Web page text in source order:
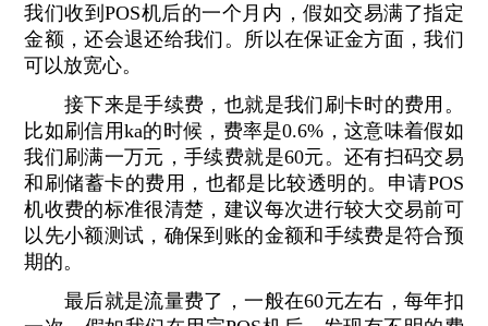
我们收到POS机后的一个月内，假如交易满了指定
金额，还会退还给我们。所以在保证金方面，我们
可以放宽心。
接下来是手续费，也就是我们刷卡时的费用。
比如刷信用ka的时候，费率是0.6%，这意味着假如
我们刷满一万元，手续费就是60元。还有扫码交易
和刷储蓄卡的费用，也都是比较透明的。申请POS
机收费的标准很清楚，建议每次进行较大交易前可
以先小额测试，确保到账的金额和手续费是符合预
期的。
最后就是流量费了，一般在60元左右，每年扣